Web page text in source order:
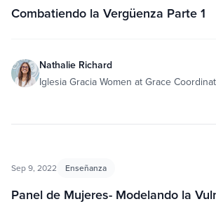
Combatiendo la Vergüenza Parte 1
Nathalie Richard
Iglesia Gracia Women at Grace
Sep 9, 2022 Enseñanza
Panel de Mujeres- Modelando la